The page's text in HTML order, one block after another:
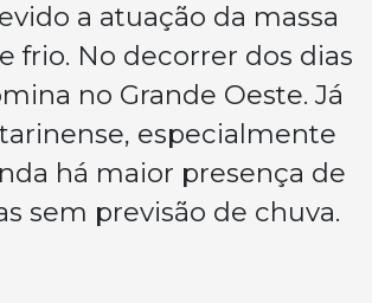
a atuação da massa
frio. No decorrer dos dias
no Grande Oeste. Já
especialmente
há maior presença de
sem previsão de chuva.